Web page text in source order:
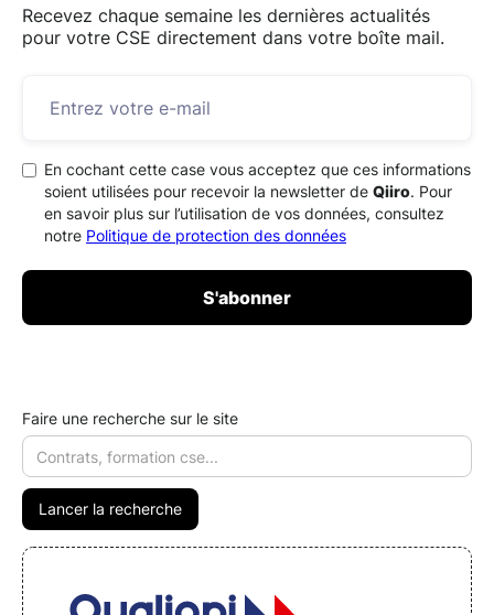
Recevez chaque semaine les dernières actualités
pour votre CSE directement dans votre boîte mail.
En cochant cette case vous acceptez que ces informations
soient utilisées pour recevoir la newsletter de Qiiro. Pour
en savoir plus sur l’utilisation de vos données, consultez
notre Politique de protection des données
Faire une recherche sur le site